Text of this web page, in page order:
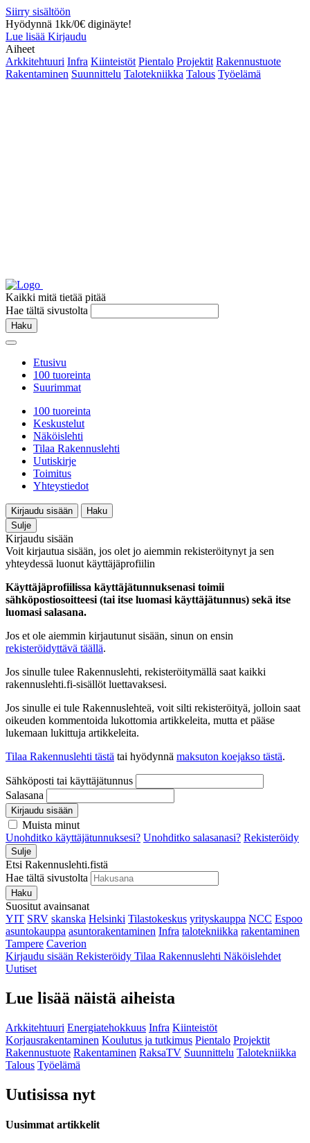
Siirry sisältöön
Hyödynnä 1kk/0€ diginäyte!
Lue lisää Kirjaudu
Aiheet
Arkkitehtuuri Infra Kiinteistöt Pientalo Projektit Rakennustuote
Rakentaminen Suunnittelu Talotekniikka Talous Työelämä
Kaikki mitä tietää pitää
Hae tältä sivustolta
Haku
Etusivu
100 tuoreinta
Suurimmat
100 tuoreinta
Keskustelut
Näköislehti
Tilaa Rakennuslehti
Uutiskirje
Toimitus
Yhteystiedot
Kirjaudu sisään
Haku
Sulje
Kirjaudu sisään
Voit kirjautua sisään, jos olet jo aiemmin rekisteröitynyt ja sen
yhteydessä luonut käyttäjäprofiilin
Käyttäjäprofiilissa käyttäjätunnuksenasi toimii
sähköpostiosoitteesi (tai itse luomasi käyttäjätunnus) sekä itse
luomasi salasana.
Jos et ole aiemmin kirjautunut sisään, sinun on ensin
rekisteröidyttävä täällä.
Jos sinulle tulee Rakennuslehti, rekisteröitymällä saat kaikki
rakennuslehti.fi-sisällöt luettavaksesi.
Jos sinulle ei tule Rakennuslehteä, voit silti rekisteröityä, jolloin saat
oikeuden kommentoida lukottomia artikkeleita, mutta et pääse
lukemaan lukittuja artikkeleita.
Tilaa Rakennuslehti tästä tai hyödynnä maksuton koejakso tästä.
Sähköposti tai käyttäjätunnus
Salasana
Kirjaudu sisään
Muista minut
Unohditko käyttäjätunnuksesi? Unohditko salasanasi? Rekisteröidy
Sulje
Etsi Rakennuslehti.fistä
Hae tältä sivustolta
Haku
Suositut avainsanat
YIT SRV skanska Helsinki Tilastokeskus yrityskauppa NCC Espoo
asuntokauppa asuntorakentaminen Infra talotekniikka rakentaminen
Tampere Caverion
Kirjaudu sisään Rekisteröidy Tilaa Rakennuslehti Näköislehdet
Uutiset
Lue lisää näistä aiheista
Arkkitehtuuri Energiatehokkuus Infra Kiinteistöt
Korjausrakentaminen Koulutus ja tutkimus Pientalo Projektit
Rakennustuote Rakentaminen RaksaTV Suunnittelu Talotekniikka
Talous Työelämä
Uutisissa nyt
Uusimmat artikkelit